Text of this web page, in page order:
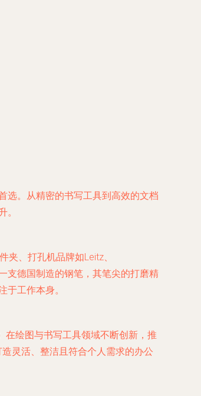
选。从精密的书写工具到高效的文档
。
、打孔机品牌如Leitz、
支德国制造的钢笔，其笔尖的打磨精
工作本身。
在绘图与书写工具领域不断创新，推
灵活、整洁且符合个人需求的办公